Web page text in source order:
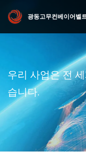
광동고무컨베이어벨
우리 사업은 전
습니다.